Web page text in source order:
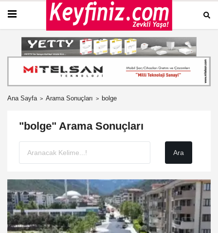
Ana Sayfa Arama Sonuçları bolge
"bolge" Arama Sonuçları